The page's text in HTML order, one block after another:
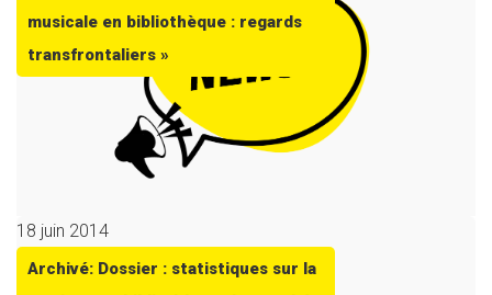
musicale en bibliothèque : regards
transfrontaliers »
18 juin 2014
Archivé: Dossier : statistiques sur la